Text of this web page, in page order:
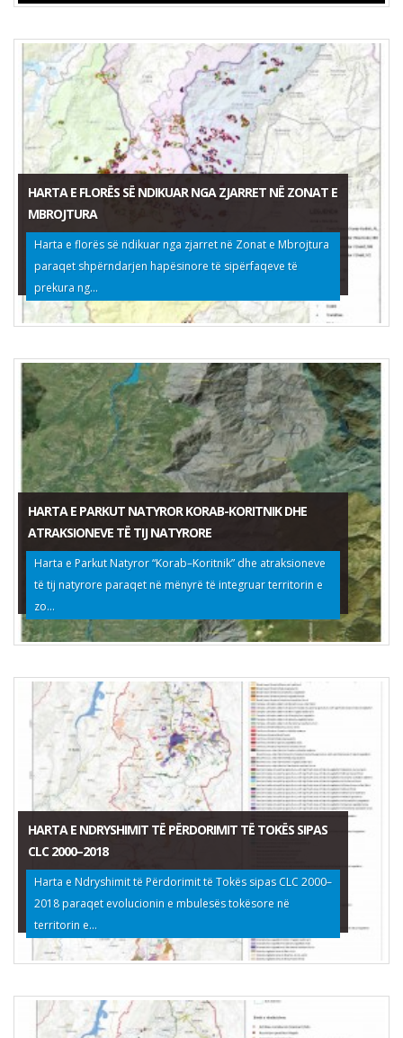
HARTA E FLORËS SË NDIKUAR NGA ZJARRET NË ZONAT E
MBROJTURA
Harta e florës së ndikuar nga zjarret në Zonat e Mbrojtura
paraqet shpërndarjen hapësinore të sipërfaqeve të
prekura ng...
HARTA E PARKUT NATYROR KORAB-KORITNIK DHE
ATRAKSIONEVE TË TIJ NATYRORE
Harta e Parkut Natyror “Korab–Koritnik” dhe atraksioneve
të tij natyrore paraqet në mënyrë të integruar territorin e
zo...
HARTA E NDRYSHIMIT TË PËRDORIMIT TË TOKËS SIPAS
CLC 2000–2018
Harta e Ndryshimit të Përdorimit të Tokës sipas CLC 2000–
2018 paraqet evolucionin e mbulesës tokësore në
territorin e...